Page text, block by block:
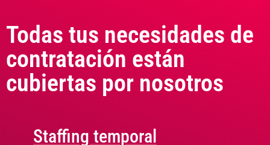
Todas tus necesidades de
contratación están
cubiertas por nosotros
Staffing temporal